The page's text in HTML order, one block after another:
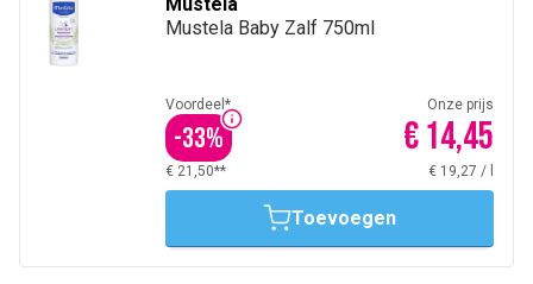
Mustela Baby Zalf 750ml
Voordeel*
-33%
Onze prijs
€ 14,45
€ 21,50** € 19,27 /
Toevoegen